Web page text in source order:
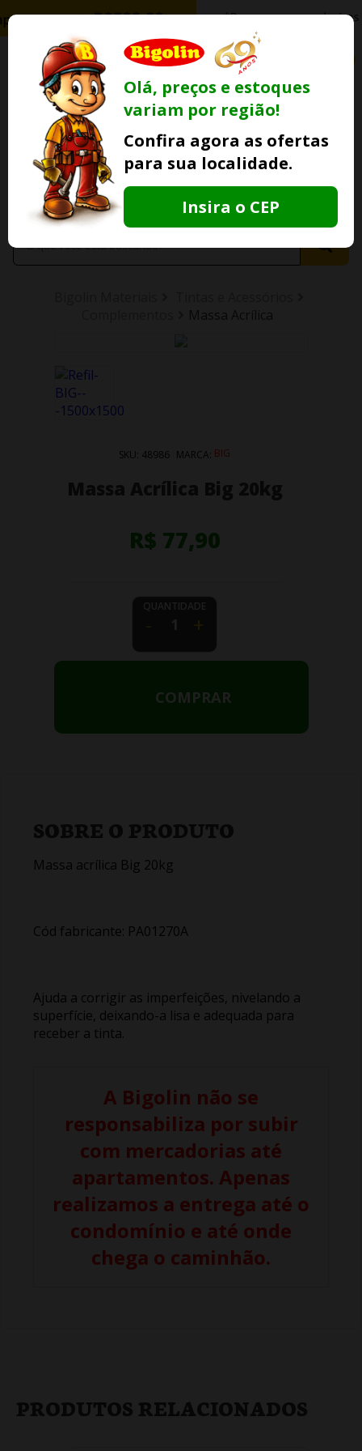
Informeseu CEP
Olá, preços e estoques
variam por região!
Confira agora as ofertas
para sua localidade.
Insira o CEP
Ofertas
Lojas Fisicas
Conta
Whatsapp
SKU: 48986 MARCA: BIG
R$ 77,90
COMPRAR
PRODUTOS RELACIONADOS
SOBRE O PRODUTO
Massa acrílica Big 20kg
Cód fabricante: PA01270A
Ajuda a corrigir as imperfeições, nivelando a
superfície, deixando-a lisa e adequada para
receber a tinta.
A Bigolin não se
responsabiliza por subir
com mercadorias até
apartamentos. Apenas
realizamos a entrega até o
condomínio e até onde
chega o caminhão.